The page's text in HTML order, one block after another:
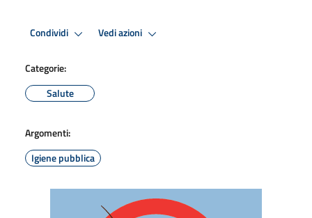
Condividi Vedi azioni
Categorie:
Salute
Argomenti:
Igiene pubblica